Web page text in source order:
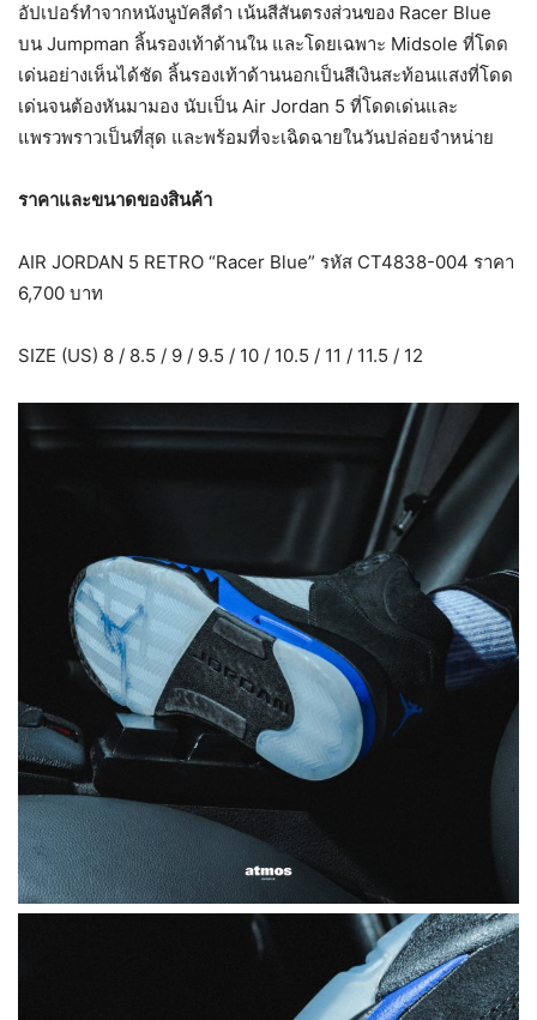
อัปเปอร์ทำจากหนังนูบัคสีดำ เน้นสีสันตรงส่วนของ Racer Blue
บน Jumpman ลิ้นรองเท้าด้านใน และโดยเฉพาะ Midsole ที่โดด
เด่นอย่างเห็นได้ชัด ลิ้นรองเท้าด้านนอกเป็นสีเงินสะท้อนแสงที่โดด
เด่นจนต้องหันมามอง นับเป็น Air Jordan 5 ที่โดดเด่นและ
แพรวพราวเป็นที่สุด และพร้อมที่จะเฉิดฉายในวันปล่อยจำหน่าย
ราคาและขนาดของสินค้า
AIR JORDAN 5 RETRO “Racer Blue” รหัส CT4838-004 ราคา
6,700 บาท
SIZE (US) 8 / 8.5 / 9 / 9.5 / 10 / 10.5 / 11 / 11.5 / 12